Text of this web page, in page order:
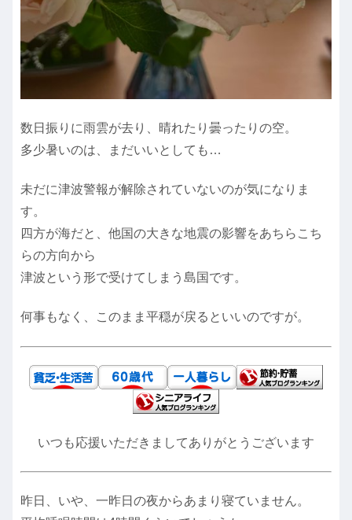
数日振りに雨雲が去り、晴れたり曇ったりの空。
多少暑いのは、まだいいとしても…
未だに津波警報が解除されていないのが気になりま
す。
四方が海だと、他国の大きな地震の影響をあちらこち
らの方向から
津波という形で受けてしまう島国です。
何事もなく、このまま平穏が戻るといいのですが。
いつも応援いただきましてありがとうございます
昨日、いや、一昨日の夜からあまり寝ていません。